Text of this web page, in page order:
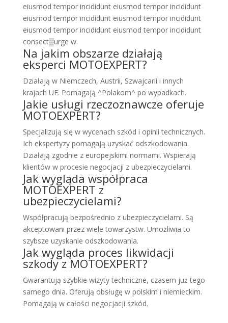
eiusmod tempor incididunt eiusmod tempor incididunt
eiusmod tempor incididunt eiusmod tempor incididunt
eiusmod tempor incididunt eiusmod tempor incididunt
consect▒urge w.
Na jakim obszarze działają
eksperci MOTOEXPERT?
Działają w Niemczech, Austrii, Szwajcarii i innych
krajach UE. Pomagają ^Polakom^ po wypadkach.
Jakie usługi rzeczoznawcze oferuje
MOTOEXPERT?
Specjalizują się w wycenach szkód i opinii technicznych.
Ich ekspertyzy pomagają uzyskać odszkodowania.
Działają zgodnie z europejskimi normami. Wspierają
klientów w procesie negocjacji z ubezpieczycielami.
Jak wygląda współpraca
MOTOEXPERT z
ubezpieczycielami?
Współpracują bezpośrednio z ubezpieczycielami. Są
akceptowani przez wiele towarzystw. Umożliwia to
szybsze uzyskanie odszkodowania.
Jak wygląda proces likwidacji
szkody z MOTOEXPERT?
Gwarantują szybkie wizyty techniczne, czasem już tego
samego dnia. Oferują obsługę w polskim i niemieckim.
Pomagają w całości negocjacji szkód.